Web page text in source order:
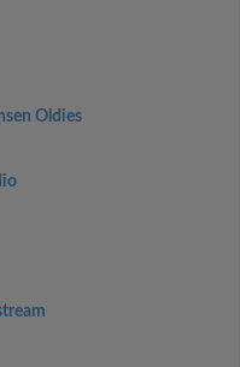
Oldies